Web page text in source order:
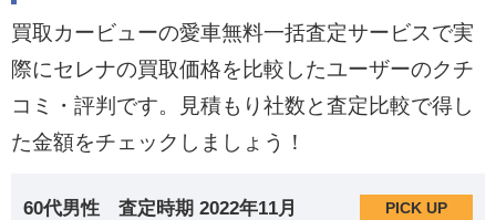
買取カービューの愛車無料一括査定サービスで実
際にセレナの買取価格を比較したユーザーのクチ
コミ・評判です。見積もり社数と査定比較で得し
た金額をチェックしましょう！
60代男性 査定時期 2022年11月 PICK UP